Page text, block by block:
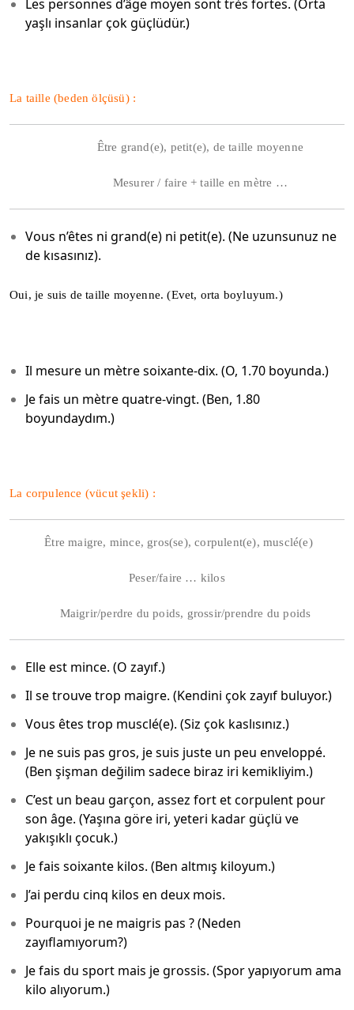
Les personnes d’âge moyen sont très fortes. (Orta
yaşlı insanlar çok güçlüdür.)
La taille (beden ölçüsü) :
Être grand(e), petit(e), de taille moyenne
Mesurer / faire + taille en mètre …
Vous n’êtes ni grand(e) ni petit(e). (Ne uzunsunuz ne
de kısasınız).
Oui, je suis de taille moyenne. (Evet, orta boyluyum.)
Il mesure un mètre soixante-dix. (O, 1.70 boyunda.)
Je fais un mètre quatre-vingt. (Ben, 1.80
boyundaydım.)
La corpulence (vücut şekli) :
Être maigre, mince, gros(se), corpulent(e), musclé(e)
Peser/faire … kilos
Maigrir/perdre du poids, grossir/prendre du poids
Elle est mince. (O zayıf.)
Il se trouve trop maigre. (Kendini çok zayıf buluyor.)
Vous êtes trop musclé(e). (Siz çok kaslısınız.)
Je ne suis pas gros, je suis juste un peu enveloppé.
(Ben şişman değilim sadece biraz iri kemikliyim.)
C’est un beau garçon, assez fort et corpulent pour
son âge. (Yaşına göre iri, yeteri kadar güçlü ve
yakışıklı çocuk.)
Je fais soixante kilos. (Ben altmış kiloyum.)
J’ai perdu cinq kilos en deux mois.
Pourquoi je ne maigris pas ? (Neden
zayıflamıyorum?)
Je fais du sport mais je grossis. (Spor yapıyorum ama
kilo alıyorum.)